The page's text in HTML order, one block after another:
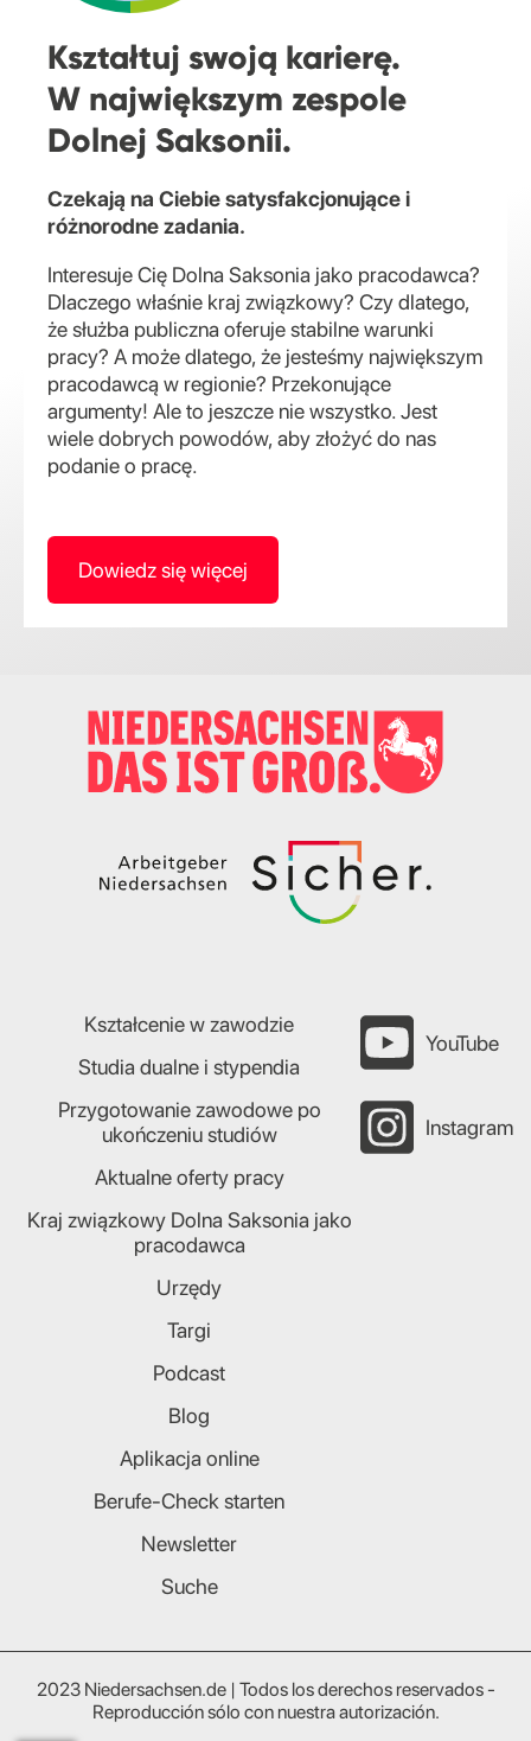
Kształtuj swoją karierę.
W największym zespole
Dolnej Saksonii.
Czekają na Ciebie satysfakcjonujące i
różnorodne zadania.
Interesuje Cię Dolna Saksonia jako pracodawca?
Dlaczego właśnie kraj związkowy? Czy dlatego,
że służba publiczna oferuje stabilne warunki
pracy? A może dlatego, że jesteśmy największym
pracodawcą w regionie? Przekonujące
argumenty! Ale to jeszcze nie wszystko. Jest
wiele dobrych powodów, aby złożyć do nas
podanie o pracę.
Dowiedz się więcej
Kształcenie w zawodzie
Studia dualne i stypendia
Przygotowanie zawodowe po
ukończeniu studiów
Aktualne oferty pracy
Kraj związkowy Dolna Saksonia jako
pracodawca
Urzędy
Targi
Podcast
Blog
Aplikacja online
Berufe-Check starten
Newsletter
Suche
YouTube
Instagram
2023 Niedersachsen.de | Todos los derechos reservados -
Reproducción sólo con nuestra autorización.